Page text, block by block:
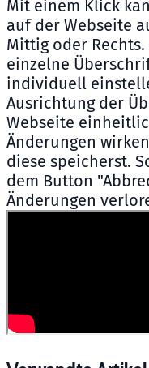
Mit einem Klick
auf der Webseite
Mittig oder
einzelne
individuell
Ausrichtung der
Webseite
Änderungen
diese speicherst.
dem Button
Änderungen